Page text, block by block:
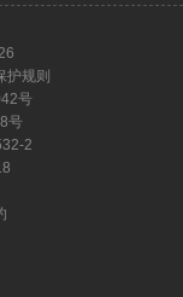
护规则
号
号
2